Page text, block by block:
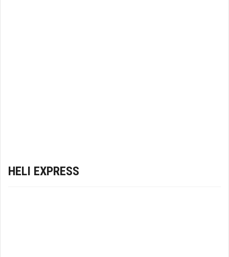
HELI EXPRESS